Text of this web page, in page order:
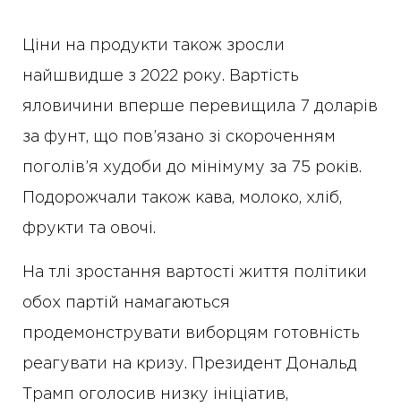
Ціни на продукти також зросли
найшвидше з 2022 року. Вартість
яловичини вперше перевищила 7 доларів
за фунт, що пов’язано зі скороченням
поголів’я худоби до мінімуму за 75 років.
Подорожчали також кава, молоко, хліб,
фрукти та овочі.
На тлі зростання вартості життя політики
обох партій намагаються
продемонструвати виборцям готовність
реагувати на кризу. Президент Дональд
Трамп оголосив низку ініціатив,